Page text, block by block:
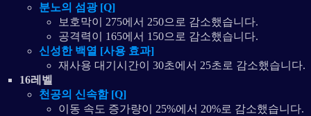
분노의 섬광 [Q]
보호막이 275에서 250으로 감소했습니다.
공격력이 165에서 150으로 감소했습니다.
신성한 백열 [사용 효과]
재사용 대기시간이 30초에서 25초로 감소했습니다.
16레벨
천공의 신속함 [Q]
이동 속도 증가량이 25%에서 20%로 감소했습니다.